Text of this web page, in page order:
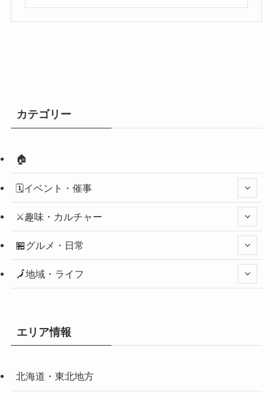
カテゴリー
🏠
🗓️イベント・催事
⚔️趣味・カルチャー
🏪グルメ・日常
🗾地域・ライフ
エリア情報
北海道・東北地方